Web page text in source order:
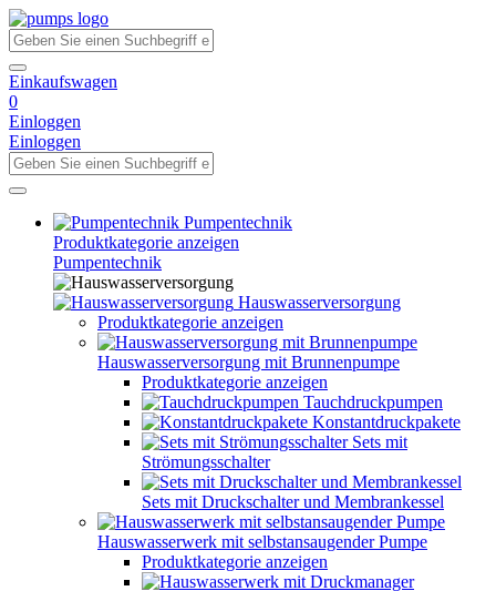
Einkaufswagen
0
Einloggen
Einloggen
Pumpentechnik
Produktkategorie anzeigen
Pumpentechnik
Hauswasserversorgung
Produktkategorie anzeigen
Hauswasserversorgung mit Brunnenpumpe
Produktkategorie anzeigen
Tauchdruckpumpen
Konstantdruckpakete
Sets mit
Strömungsschalter
Sets mit Druckschalter und Membrankessel
Hauswasserwerk mit selbstansaugender Pumpe
Produktkategorie anzeigen